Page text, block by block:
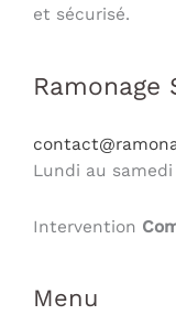
et sécurisé.
Ramonage
Lundi au
Intervention
Menu